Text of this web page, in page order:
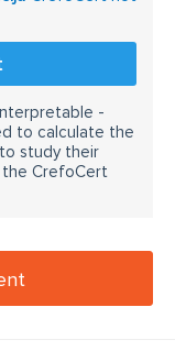
-
to calculate the
study their
CrefoCert